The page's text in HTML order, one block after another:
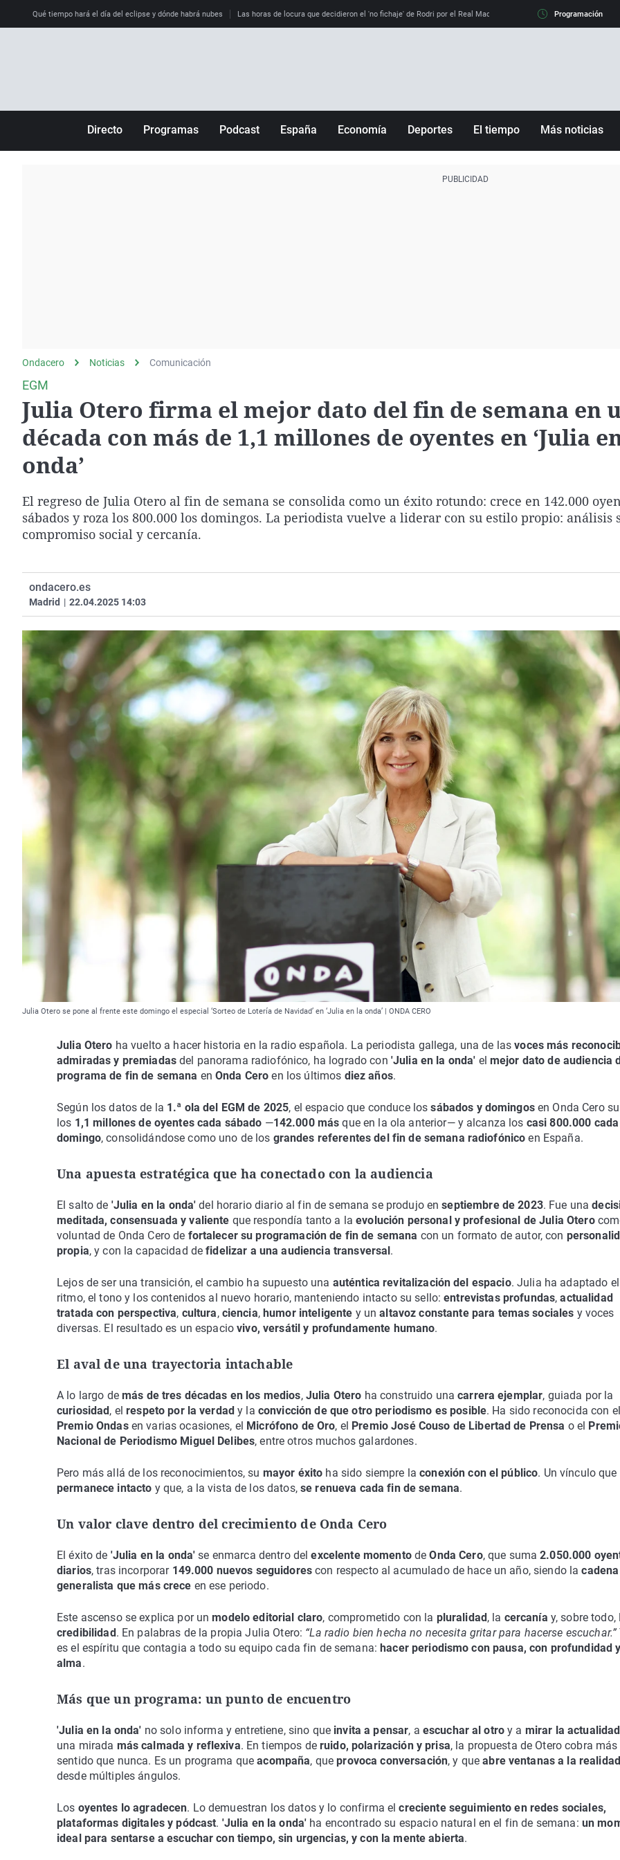
Qué tiempo hará el día del eclipse y dónde habrá nubes Las horas de locura que decidieron el 'no fichaje' de Rodri por el Real Madrid y su 'sí' al Barça La llamada
Programación
Directo Programas
Como el perro y el
Podcast
Equipo de investigación
España
País Vasco
Economía Deportes El tiempo Más noticias
Ondacero Noticias Comunicación
EGM
Julia Otero firma el mejor dato del fin de semana en
década con más de 1,1 millones de oyentes en ‘Julia
onda’
El regreso de Julia Otero al fin de semana se consolida como un éxito rotundo: crece en 142.000
sábados y roza los 800.000 los domingos. La periodista vuelve a liderar con su estilo propio: análisis
compromiso social y cercanía.
ondacero.es
Madrid | 22.04.2025 14:03
Julia Otero se pone al frente este domingo el especial ‘Sorteo de Lotería de Navidad’ en ‘Julia en la onda’ | ONDA CERO
Julia Otero ha vuelto a hacer historia en la radio española. La periodista gallega, una de lasvoces más
admiradas y premiadasdel panorama radiofónico, ha logrado con 'Julia en la onda' el mejor dato de audiencia
programa de fin de semana enOnda Cero en los últimos diez años.
Según los datos de la 1.ª ola del EGM de 2025, el espacio que conduce lossábados y domingosen Onda Cero
los 1,1 millones de oyentes cada sábado —142.000 más que en la ola anterior— y alcanza los casi 800.000 cada
domingo, consolidándose como uno de los grandes referentes del fin de semana radiofónico en España.
Una apuesta estratégica que ha conectado con la audiencia
El salto de 'Julia en la onda' del horario diario al fin de semana se produjo enseptiembre de 2023. Fue una
meditada, consensuada y valiente que respondía tanto a laevolución personal y profesional de Julia Otero
voluntad de Onda Cero de fortalecer su programación de fin de semana con un formato de autor, con
propia, y con la capacidad defidelizar a una audiencia transversal .
Lejos de ser una transición, el cambio ha supuesto una auténtica revitalización del espacio. Julia ha adaptado el
ritmo, el tono y los contenidos al nuevo horario, manteniendo intacto su sello:entrevistas profundas,actualidad
tratada con perspectiva, cultura, ciencia, humor inteligente y unaltavoz constante para temas sociales y voces
diversas. El resultado es un espaciovivo, versátil y profundamente humano.
El aval de una trayectoria intachable
A lo largo de más de tres décadas en los medios, Julia Otero ha construido unacarrera ejemplar, guiada por la
curiosidad , elrespeto por la verdad y la convicción de que otro periodismo es posible. Ha sido reconocida con el
Premio Ondasen varias ocasiones, el Micrófono de Oro, el Premio José Couso de Libertad de Prensa o el
Nacional de Periodismo Miguel Delibes, entre otros muchos galardones.
Pero más allá de los reconocimientos, su mayor éxito ha sido siempre laconexión con el público. Un vínculo que
permanece intacto y que, a la vista de los datos,se renueva cada fin de semana.
Un valor clave dentro del crecimiento de Onda Cero
El éxito de 'Julia en la onda' se enmarca dentro delexcelente momentodeOnda Cero, que suma2.050.000
diarios, tras incorporar 149.000 nuevos seguidores con respecto al acumulado de hace un año, siendo lacadena
generalista que más crece en ese periodo.
Este ascenso se explica por unmodelo editorial claro, comprometido con la pluralidad , la cercanía y, sobre todo,
credibilidad . En palabras de la propia Julia Otero: “La radio bien hecha no necesita gritar para hacerse escuchar.”
es el espíritu que contagia a todo su equipo cada fin de semana: hacer periodismo con pausa, con profundidad
alma.
Más que un programa: un punto de encuentro
'Julia en la onda' no solo informa y entretiene, sino que invita a pensar, a escuchar al otro y a mirar la actualidad
una mirada más calmada y reflexiva. En tiempos deruido, polarización y prisa, la propuesta de Otero cobra más
sentido que nunca. Es un programa queacompaña, queprovoca conversación, y queabre ventanas a la
desde múltiples ángulos.
Los oyentes lo agradecen. Lo demuestran los datos y lo confirma elcreciente seguimiento en redes sociales,
plataformas digitales y pódcast. 'Julia en la onda' ha encontrado su espacio natural en el fin de semana: un
ideal para sentarse a escuchar con tiempo, sin urgencias, y con la mente abierta.